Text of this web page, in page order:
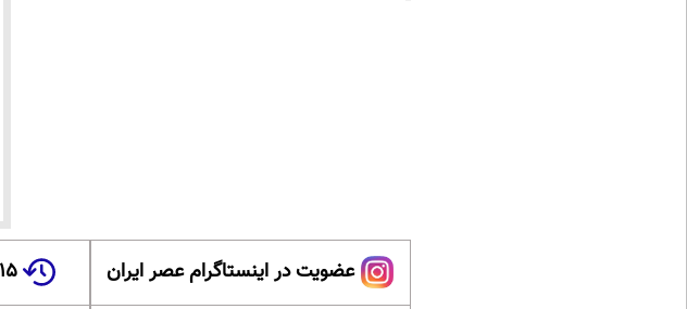
عضویت در اینستاگرام عصر ایران ۱۵ سال پیش در چنین روزی